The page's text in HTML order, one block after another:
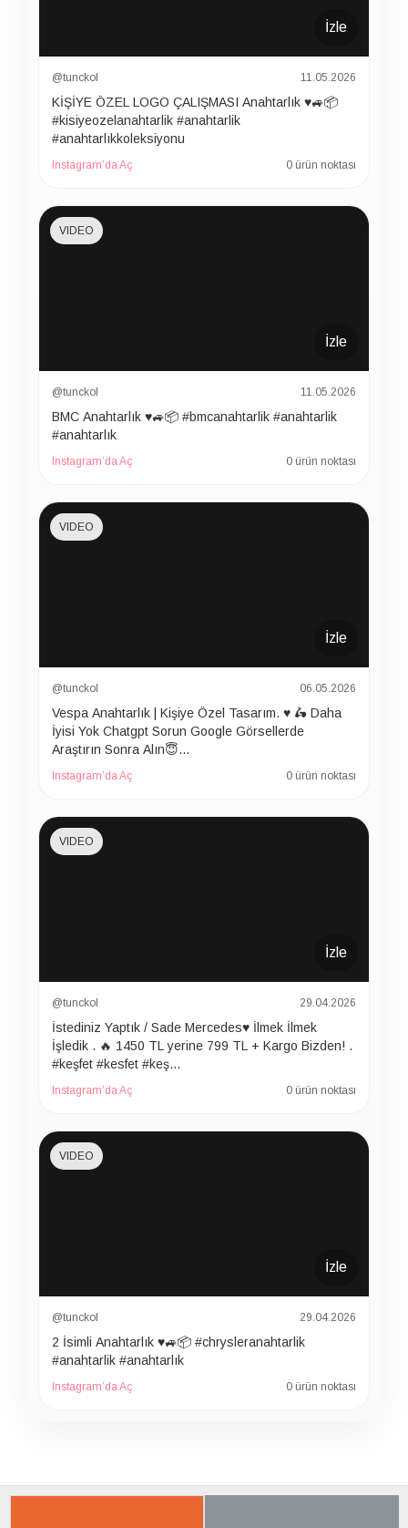
İzle
@tunckol 11.05.2026
KİŞİYE ÖZEL LOGO ÇALIŞMASI Anahtarlık ♥️🚙📦
#kisiyeozelanahtarlik #anahtarlik
#anahtarlıkkoleksiyonu
Instagram’da Aç 0 ürün noktası
İzle
VIDEO
@tunckol 11.05.2026
BMC Anahtarlık ♥️🚙📦 #bmcanahtarlik #anahtarlik
#anahtarlık
Instagram’da Aç 0 ürün noktası
İzle
VIDEO
@tunckol 06.05.2026
Vespa Anahtarlık | Kişiye Özel Tasarım. ♥️ 🛵 Daha
İyisi Yok Chatgpt Sorun Google Görsellerde
Araştırın Sonra Alın😇…
Instagram’da Aç 0 ürün noktası
İzle
VIDEO
@tunckol 29.04.2026
İstediniz Yaptık / Sade Mercedes♥️ İlmek İlmek
İşledik . 🔥 1450 TL yerine 799 TL + Kargo Bizden! .
#keşfet #kesfet #keş…
Instagram’da Aç 0 ürün noktası
İzle
VIDEO
@tunckol 29.04.2026
2 İsimli Anahtarlık ♥️🚙📦 #chrysleranahtarlik
#anahtarlik #anahtarlık
Instagram’da Aç 0 ürün noktası